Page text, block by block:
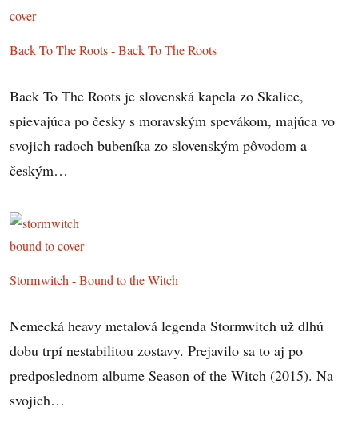
Back To The Roots - Back To The Roots
Back To The Roots je slovenská kapela zo Skalice,
spievajúca po česky s moravským spevákom, majúca vo
svojich radoch bubeníka zo slovenským pôvodom a
českým…
Stormwitch - Bound to the Witch
Nemecká heavy metalová legenda Stormwitch už dlhú
dobu trpí nestabilitou zostavy. Prejavilo sa to aj po
predposlednom albume Season of the Witch (2015). Na
svojich…